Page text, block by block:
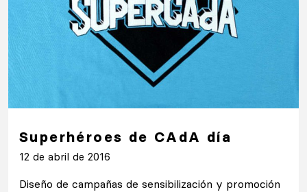
Superhéroes de CAdA día
12 de abril de 2016
Diseño de campañas de sensibilización y promoción